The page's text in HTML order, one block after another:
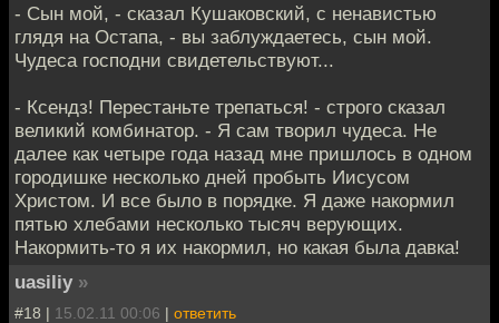
- Сын мой, - сказал Кушаковский, с ненавистью
глядя на Остапа, - вы заблуждаетесь, сын мой.
Чудеса господни свидетельствуют...
- Ксендз! Перестаньте трепаться! - строго сказал
великий комбинатор. - Я сам творил чудеса. Не
далее как четыре года назад мне пришлось в одном
городишке несколько дней пробыть Иисусом
Христом. И все было в порядке. Я даже накормил
пятью хлебами несколько тысяч верующих.
Накормить-то я их накормил, но какая была давка!
uasiliy »
#18 | 15.02.11 00:06 | ответить